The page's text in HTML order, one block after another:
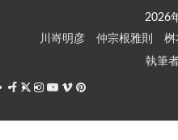
キ
2026
川嵜明彦
仲宗根雅則 桝
執筆
Facebook
X Instagram
Youtube
VimeoPinterest